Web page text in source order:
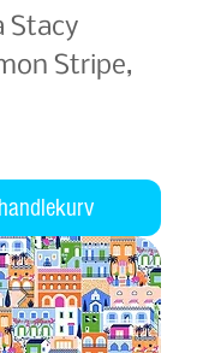
Stacy
Stripe,